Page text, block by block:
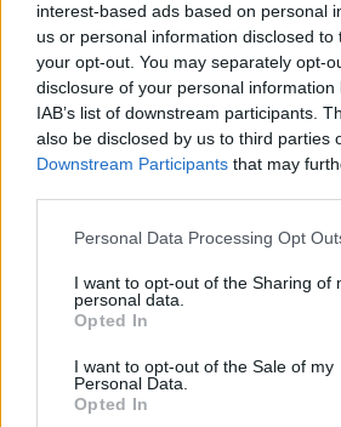
interest-based ads based on personal
us or personal information disclosed
your opt-out. You may separately opt-
disclosure of your personal
IAB’s list of downstream participants.
also be disclosed by us to third parties
Downstream Participants that may
Please note that this website/app uses
not limited to your visit or usage
grant or deny consent to Google and
use your data for below specified
consent section.
Personal Data Processing Opt
I want to opt-out of the Sharing of
personal data.
Opted In
I want to opt-out of the Sale of my
Personal Data.
Opted In
Mit tanulhatunk a titokzatos
szigetlakóktól?
2022. 05. 10.